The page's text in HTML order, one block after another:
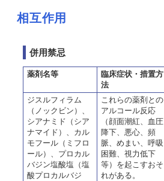
相互作用
併用禁忌
薬剤名等
臨床症状・措置方
法
ジスルフィラム
（ノックビン）、
シアナミド（シア
ナマイド）、カル
モフール（ミフロ
ール）、プロカル
バジン塩酸塩（塩
酸プロカルバジ
これらの薬剤との
アルコール反応
（顔面潮紅、血圧
降下、悪心、頻
脈、めまい、呼吸
困難、視力低下
等）を起こすおそ
れがある。